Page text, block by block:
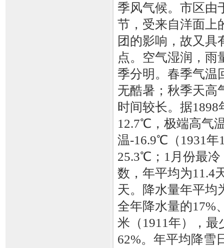
季风气候。市区由
节，受来自洋面上
团的影响，故又具
点。空气湿润，雨
季分明。春季气温
无酷暑；秋季天高
时间较长。据
12.7℃，极端高气
温-16.9℃（1931年
25.3℃；1月份最
数，年平均为11.4
天。降水量年平均
全年降水量的17%
米（1911年），最
62%。年平均降雪